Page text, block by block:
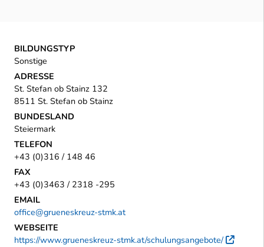
BILDUNGSTYP
Sonstige
ADRESSE
St. Stefan ob Stainz 132
8511 St. Stefan ob Stainz
BUNDESLAND
Steiermark
TELEFON
+43 (0)316 / 148 46
FAX
+43 (0)3463 / 2318 -295
EMAIL
office@grueneskreuz-stmk.at
WEBSEITE
https://www.grueneskreuz-stmk.at/schulungsangebote/